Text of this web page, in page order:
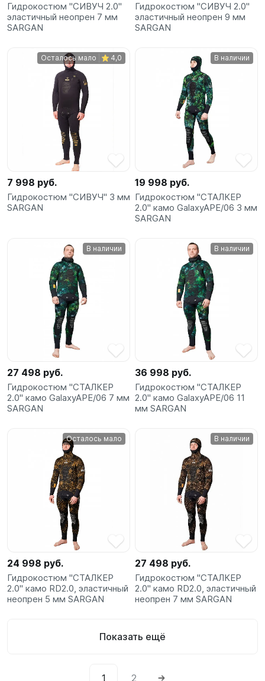
Гидрокостюм "СИВУЧ 2.0"
эластичный неопрен 7 мм
SARGAN
Гидрокостюм "СИВУЧ 2.0"
эластичный неопрен 9 мм
SARGAN
Осталось мало 4,0
7 998 руб.
Гидрокостюм "СИВУЧ" 3 мм
SARGAN
В наличии
19 998 руб.
Гидрокостюм "СТАЛКЕР
2.0" камо GalaxyAPE/06 3 мм
SARGAN
В наличии
27 498 руб.
Гидрокостюм "СТАЛКЕР
2.0" камо GalaxyAPE/06 7 мм
SARGAN
В наличии
36 998 руб.
Гидрокостюм "СТАЛКЕР
2.0" камо GalaxyAPE/06 11
мм SARGAN
Осталось мало
24 998 руб.
Гидрокостюм "СТАЛКЕР
2.0" камо RD2.0, эластичный
неопрен 5 мм SARGAN
В наличии
27 498 руб.
Гидрокостюм "СТАЛКЕР
2.0" камо RD2.0, эластичный
неопрен 7 мм SARGAN
Показать ещё
1 2